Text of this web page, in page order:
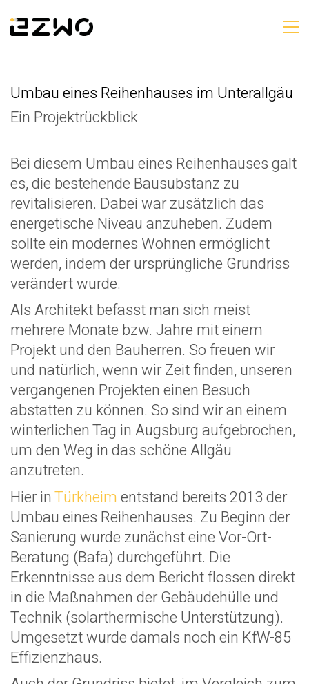
Umbau eines Reihenhauses im Unterallgäu
Ein Projektrückblick
Bei diesem Umbau eines Reihenhauses galt
es, die bestehende Bausubstanz zu
revitalisieren. Dabei war zusätzlich das
energetische Niveau anzuheben. Zudem
sollte ein modernes Wohnen ermöglicht
werden, indem der ursprüngliche Grundriss
verändert wurde.
Als Architekt befasst man sich meist
mehrere Monate bzw. Jahre mit einem
Projekt und den Bauherren. So freuen wir
und natürlich, wenn wir Zeit finden, unseren
vergangenen Projekten einen Besuch
abstatten zu können. So sind wir an einem
winterlichen Tag in Augsburg aufgebrochen,
um den Weg in das schöne Allgäu
anzutreten.
Hier inTürkheimentstand bereits 2013 der
Umbau eines Reihenhauses. Zu Beginn der
Sanierung wurde zunächst eine Vor-Ort-
Beratung (Bafa) durchgeführt. Die
Erkenntnisse aus dem Bericht flossen direkt
in die Maßnahmen der Gebäudehülle und
Technik (solarthermische Unterstützung).
Umgesetzt wurde damals noch ein KfW-85
Effizienzhaus.